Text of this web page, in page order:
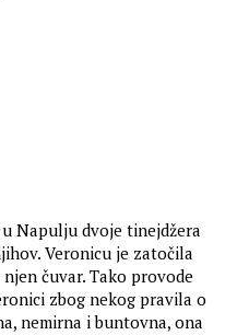
Napulju dvoje tinejdžera
Veronicu je zatočila
čuvar. Tako provode
zbog nekog pravila o
nemirna i buntovna, ona